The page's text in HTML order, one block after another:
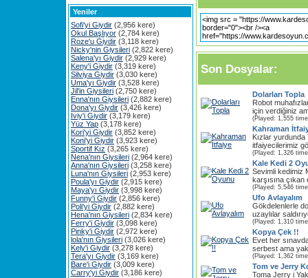
Yeniler
Sofi'yi Giydir (2,956 kere)
Okul Başlıyor (2,784 kere)
Roze'u Giydir (3,118 kere)
Nicky'nin Giysileri (2,822 kere)
Salena'yı Giydir (2,929 kere)
Keny'i Giydir (3,319 kere)
Silviya Giydir (3,030 kere)
Uma'yı Giydir (3,528 kere)
Jil'in Giysileri (2,750 kere)
Enna'nın Giysileri (2,882 kere)
Dona'yı Giydir (3,426 kere)
Iviy'i Giydir (3,179 kere)
Yüz Yap (3,178 kere)
Kori'yi Giydir (3,852 kere)
Koni'yi Giydir (3,923 kere)
Sportif Kız (3,265 kere)
Nena'nın Giysileri (2,964 kere)
Anna'nın Giysileri (3,258 kere)
Luna'nın Giysileri (2,953 kere)
Poula'yı Giydir (2,915 kere)
Maya'yı Giydir (3,998 kere)
Funny'i Giydir (2,856 kere)
Poli'yi Giydir (2,882 kere)
Hena'nın Giysileri (2,834 kere)
Ferry'i Giydir (3,098 kere)
Pinky'i Giydir (2,972 kere)
lola'nın Giysileri (3,026 kere)
Kely'i Giydir (3,278 kere)
Tera'yı Giydir (3,169 kere)
Bare'i Giydir (3,009 kere)
Carry'yi Giydir (3,186 kere)
Son Dosyalar:
Dolarları Topla
Robot
için verdiğiniz
(Played: 1,555
Kahraman
Kızlar
itfaiyecilerimiz
(Played: 1,326
Kale Kedi 2
Sevimli kedimiz
karşısına
(Played: 5,546
Ufo Avlayalım
Gökdelenlerle
uzaylılar
(Played: 1,310
Kopya Çek !!
Evet her
serbest ama
(Played: 1,362
Tom ve Jerry
Toma Jerry i